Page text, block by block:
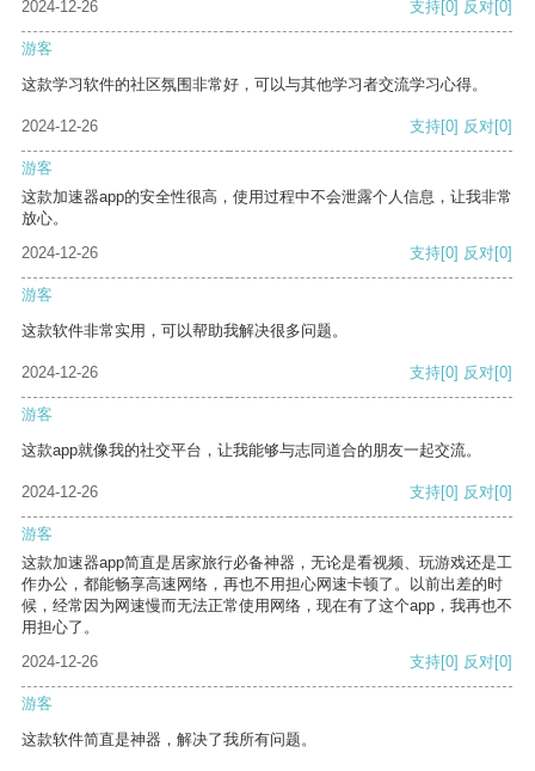
2024-12-26 支持[0] 反对[0]
游客
这款学习软件的社区氛围非常好，可以与其他学习者交流学习心得。
2024-12-26 支持[0] 反对[0]
游客
这款加速器app的安全性很高，使用过程中不会泄露个人信息，让我非常
放心。
2024-12-26
支持[0] 反对[0]
游客
这款软件非常实用，可以帮助我解决很多问题。
2024-12-26 支持[0] 反对[0]
游客
这款app就像我的社交平台，让我能够与志同道合的朋友一起交流。
2024-12-26 支持[0] 反对[0]
游客
这款加速器app简直是居家旅行必备神器，无论是看视频、玩游戏还是工
作办公，都能畅享高速网络，再也不用担心网速卡顿了。以前出差的时
候，经常因为网速慢而无法正常使用网络，现在有了这个app，我再也不
用担心了。
2024-12-26
支持[0] 反对[0]
游客
这款软件简直是神器，解决了我所有问题。